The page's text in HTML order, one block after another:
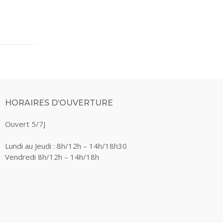
HORAIRES D’OUVERTURE
Ouvert 5/7J
Lundi au Jeudi : 8h/12h – 14h/18h30
Vendredi 8h/12h – 14h/18h